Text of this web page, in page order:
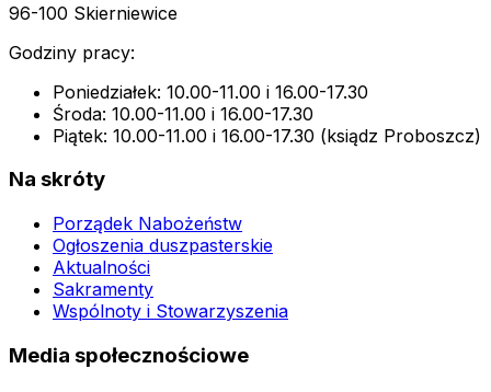
96-100 Skierniewice
Godziny pracy:
Poniedziałek: 10.00-11.00 i 16.00-17.30
Środa: 10.00-11.00 i 16.00-17.30
Piątek: 10.00-11.00 i 16.00-17.30 (ksiądz Proboszcz)
Na skróty
Porządek Nabożeństw
Ogłoszenia duszpasterskie
Aktualności
Sakramenty
Wspólnoty i Stowarzyszenia
Media społecznościowe